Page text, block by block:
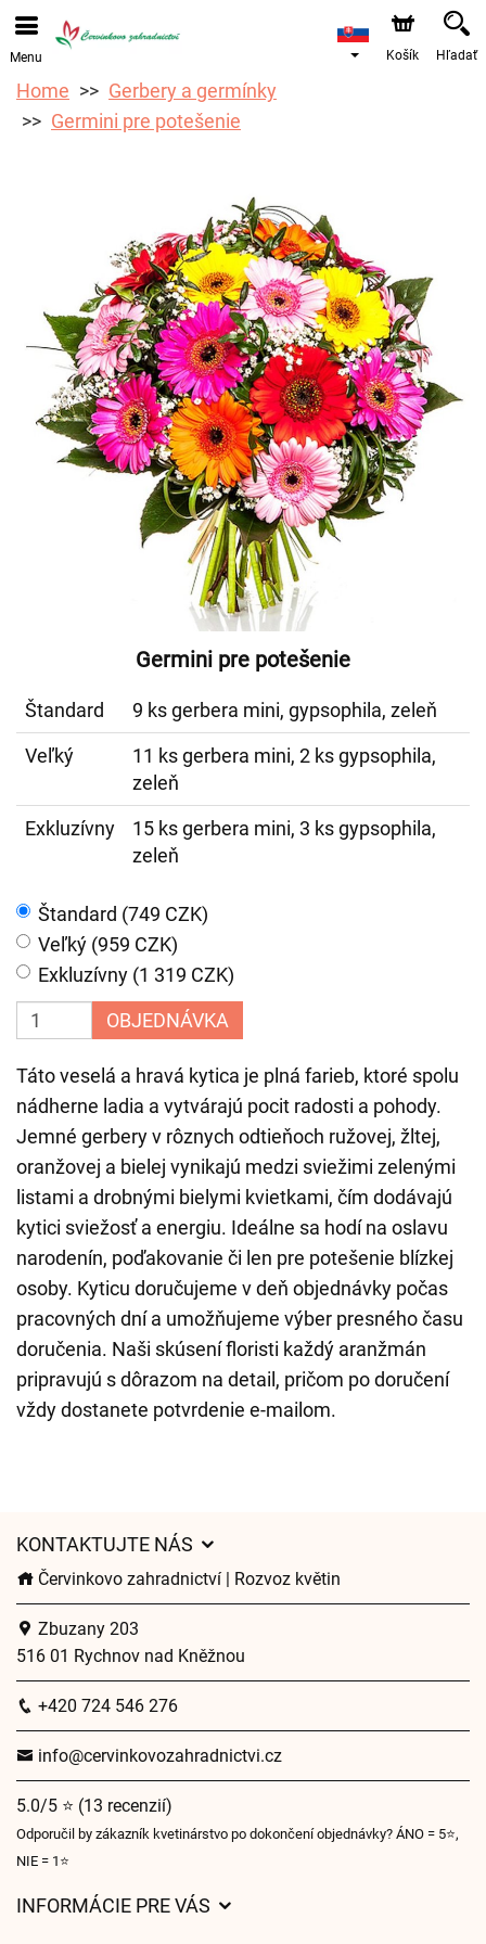
Objednávky prijímame prostredníctvom nášho e-shopu.
Najskorší možný termín doručenia je od 12.8.2026 z
Menu Košík Hľadať
Home
Gerbery a germínky
Germini pre potešenie
Germini pre potešenie
Štandard
9 ks gerbera mini, gypsophila, zeleň
Veľký
11 ks gerbera mini, 2 ks gypsophila,
zeleň
Exkluzívny
15 ks gerbera mini, 3 ks gypsophila,
zeleň
Štandard (749 CZK)
Veľký (959 CZK)
Exkluzívny (1 319 CZK)
OBJEDNÁVKA
Táto veselá a hravá kytica je plná farieb, ktoré spolu
nádherne ladia a vytvárajú pocit radosti a pohody.
Jemné gerbery v rôznych odtieňoch ružovej, žltej,
oranžovej a bielej vynikajú medzi sviežimi zelenými
listami a drobnými bielymi kvietkami, čím dodávajú
kytici sviežosť a energiu. Ideálne sa hodí na oslavu
narodenín, poďakovanie či len pre potešenie blízkej
osoby. Kyticu doručujeme v deň objednávky počas
pracovných dní a umožňujeme výber presného času
doručenia. Naši skúsení floristi každý aranžmán
pripravujú s dôrazom na detail, pričom po doručení
vždy dostanete potvrdenie e-mailom.
KONTAKTUJTE NÁS
Červinkovo zahradnictví | Rozvoz květin
Zbuzany 203
516 01 Rychnov nad Kněžnou
+420 724 546 276
info@cervinkovozahradnictvi.cz
5.0/5 ⭐ (13 recenzií)
Odporučil by zákazník kvetinárstvo po dokončení objednávky? ÁNO = 5⭐,
NIE = 1⭐
INFORMÁCIE PRE VÁS